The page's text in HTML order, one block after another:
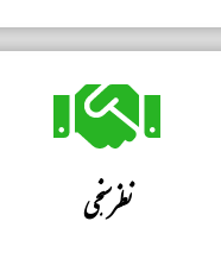
نظرسنجی